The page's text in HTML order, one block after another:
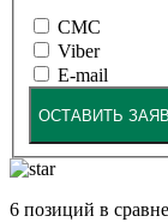
СМС
Viber
E-mail
ОСТАВИТЬ
6 позиций в